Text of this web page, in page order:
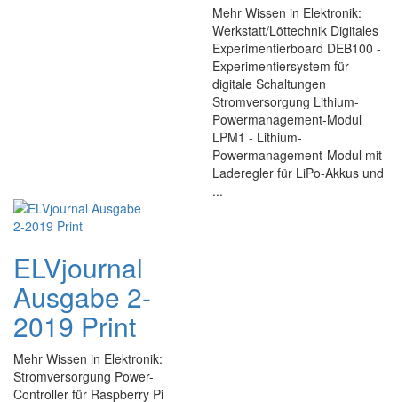
Mehr Wissen in Elektronik:
Werkstatt/Löttechnik Digitales
Experimentierboard DEB100 -
Experimentiersystem für
digitale Schaltungen
Stromversorgung Lithium-
Powermanagement-Modul
LPM1 - Lithium-
Powermanagement-Modul mit
Laderegler für LiPo-Akkus und
...
ELVjournal
Ausgabe 2-
2019 Print
Mehr Wissen in Elektronik:
Stromversorgung Power-
Controller für Raspberry Pi